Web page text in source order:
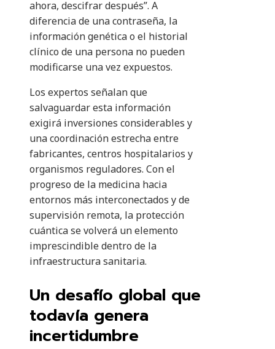
ahora, descifrar después”. A
diferencia de una contraseña, la
información genética o el historial
clínico de una persona no pueden
modificarse una vez expuestos.
Los expertos señalan que
salvaguardar esta información
exigirá inversiones considerables y
una coordinación estrecha entre
fabricantes, centros hospitalarios y
organismos reguladores. Con el
progreso de la medicina hacia
entornos más interconectados y de
supervisión remota, la protección
cuántica se volverá un elemento
imprescindible dentro de la
infraestructura sanitaria.
Un desafío global que
todavía genera
incertidumbre